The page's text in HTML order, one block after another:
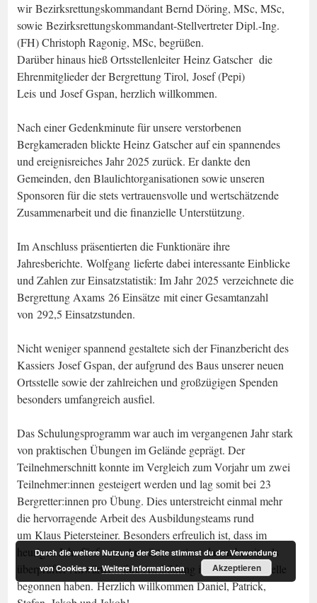
wir Bezirksrettungskommandant Bernd Döring, MSc, MSc,
sowie Bezirksrettungskommandant-Stellvertreter Dipl.-Ing.
(FH) Christoph Ragonig, MSc, begrüßen.
Darüber hinaus hieß Ortsstellenleiter Heinz Gatscher die
Ehrenmitglieder der Bergrettung Tirol, Josef (Pepi)
Leis und Josef Gspan, herzlich willkommen.
Nach einer Gedenkminute für unsere verstorbenen
Bergkameraden blickte Heinz Gatscher auf ein spannendes
und ereignisreiches Jahr 2025 zurück. Er dankte den
Gemeinden, den Blaulichtorganisationen sowie unseren
Sponsoren für die stets vertrauensvolle und wertschätzende
Zusammenarbeit und die finanzielle Unterstützung.
Im Anschluss präsentierten die Funktionäre ihre
Jahresberichte. Wolfgang lieferte dabei interessante Einblicke
und Zahlen zur Einsatzstatistik: Im Jahr 2025 verzeichnete die
Bergrettung Axams 26 Einsätze mit einer Gesamtanzahl
von 292,5 Einsatzstunden.
Nicht weniger spannend gestaltete sich der Finanzbericht des
Kassiers Josef Gspan, der aufgrund des Baus unserer neuen
Ortsstelle sowie der zahlreichen und großzügigen Spenden
besonders umfangreich ausfiel.
Das Schulungsprogramm war auch im vergangenen Jahr stark
von praktischen Übungen im Gelände geprägt. Der
Teilnehmerschnitt konnte im Vergleich zum Vorjahr um zwei
Teilnehmer:innen gesteigert werden und lag somit bei 23
Bergretter:innen pro Übung. Dies unterstreicht einmal mehr
die hervorragende Arbeit des Ausbildungsteams rund
um Klaus Pietersteiner. Besonders erfreulich ist, dass im
heurigen Jahr fünf neue Anwärter – einer davon bereits als
überprüfter Anwärter – ihre Ausbildung in unserer Ortsstelle
begonnen haben. Herzlich willkommen Daniel, Patrick,
Durch die weitere Nutzung der Seite stimmst du der Verwendung
von Cookies zu.Weitere Informationen Akzeptieren